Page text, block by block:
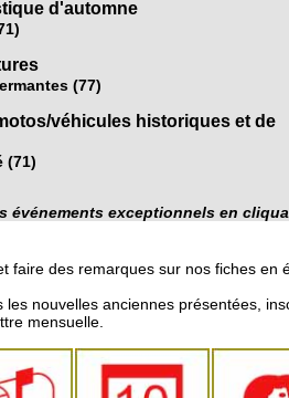
d'automne
(77)
véhicules historiques et de
(71)
événements exceptionnels en
faire des remarques sur nos fiches en
nouvelles anciennes présentées,
mensuelle.